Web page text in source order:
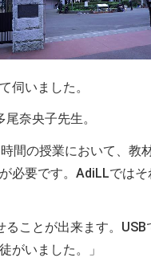
伺いました。
奈央子先生。
間の授業において、
必要です。AdiLLでは
ることが出来ます。
がいました。」